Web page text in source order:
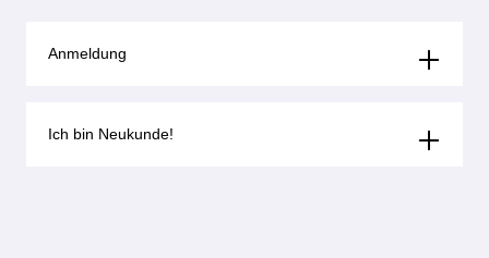
Anmeldung
Ich bin Neukunde!